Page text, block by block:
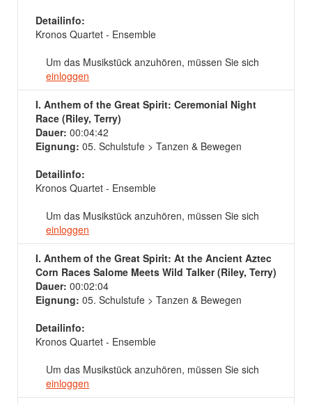
Detailinfo:
Kronos Quartet - Ensemble
Um das Musikstück anzuhören, müssen Sie sich
einloggen
I. Anthem of the Great Spirit: Ceremonial Night
Race (Riley, Terry)
Dauer: 00:04:42
Eignung: 05. Schulstufe > Tanzen & Bewegen
Detailinfo:
Kronos Quartet - Ensemble
Um das Musikstück anzuhören, müssen Sie sich
einloggen
I. Anthem of the Great Spirit: At the Ancient Aztec
Corn Races Salome Meets Wild Talker (Riley, Terry)
Dauer: 00:02:04
Eignung: 05. Schulstufe > Tanzen & Bewegen
Detailinfo:
Kronos Quartet - Ensemble
Um das Musikstück anzuhören, müssen Sie sich
einloggen